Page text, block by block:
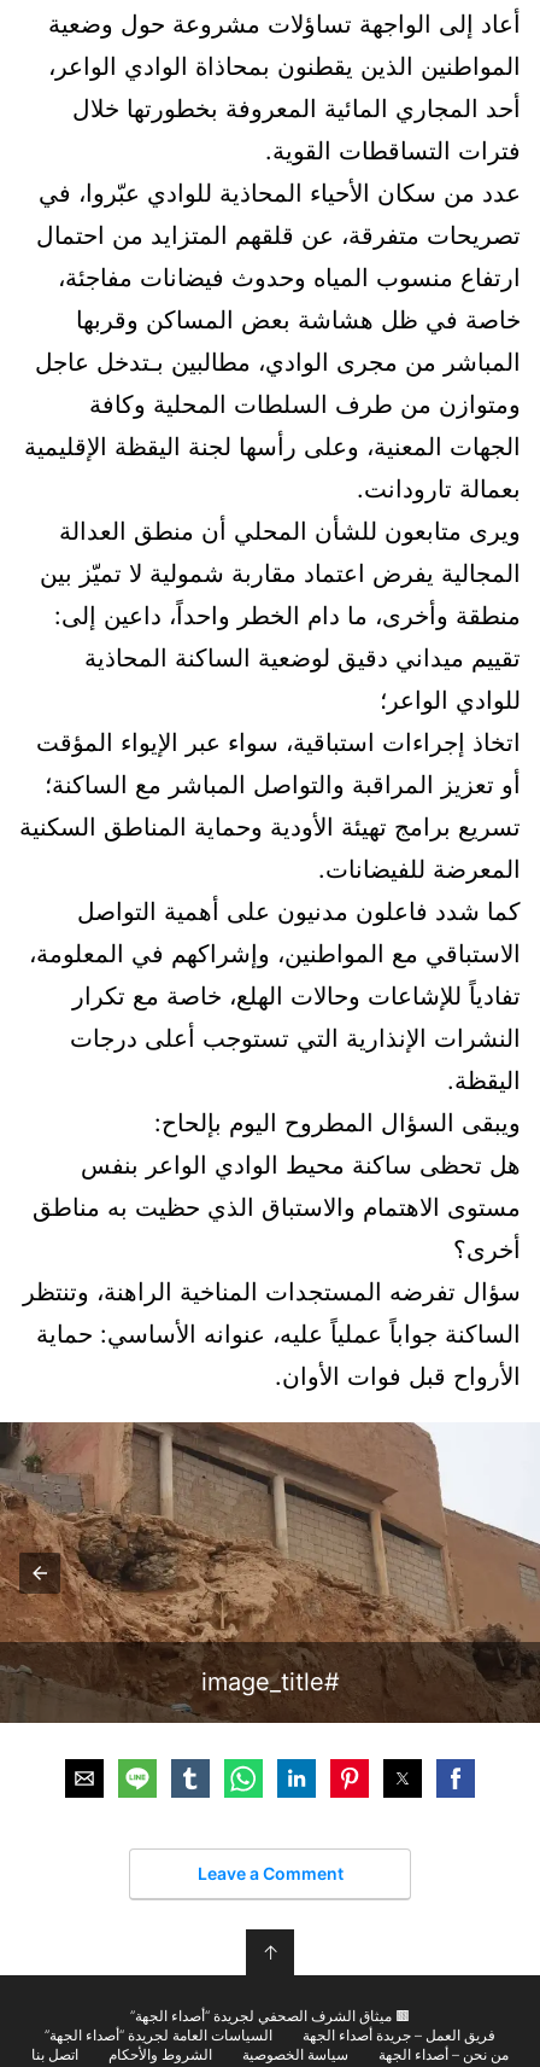
أعاد إلى الواجهة تساؤلات مشروعة حول وضعية
المواطنين الذين يقطنون بمحاذاة الوادي الواعر،
أحد المجاري المائية المعروفة بخطورتها خلال
فترات التساقطات القوية.
عدد من سكان الأحياء المحاذية للوادي عبّروا، في
تصريحات متفرقة، عن قلقهم المتزايد من احتمال
ارتفاع منسوب المياه وحدوث فيضانات مفاجئة،
خاصة في ظل هشاشة بعض المساكن وقربها
المباشر من مجرى الوادي، مطالبين بـتدخل عاجل
ومتوازن من طرف السلطات المحلية وكافة
الجهات المعنية، وعلى رأسها لجنة اليقظة الإقليمية
بعمالة تارودانت.
ويرى متابعون للشأن المحلي أن منطق العدالة
المجالية يفرض اعتماد مقاربة شمولية لا تميّز بين
منطقة وأخرى، ما دام الخطر واحداً، داعين إلى:
تقييم ميداني دقيق لوضعية الساكنة المحاذية
للوادي الواعر؛
اتخاذ إجراءات استباقية، سواء عبر الإيواء المؤقت
أو تعزيز المراقبة والتواصل المباشر مع الساكنة؛
تسريع برامج تهيئة الأودية وحماية المناطق السكنية
المعرضة للفيضانات.
كما شدد فاعلون مدنيون على أهمية التواصل
الاستباقي مع المواطنين، وإشراكهم في المعلومة،
تفادياً للإشاعات وحالات الهلع، خاصة مع تكرار
النشرات الإنذارية التي تستوجب أعلى درجات
اليقظة.
ويبقى السؤال المطروح اليوم بإلحاح:
هل تحظى ساكنة محيط الوادي الواعر بنفس
مستوى الاهتمام والاستباق الذي حظيت به مناطق
أخرى؟
سؤال تفرضه المستجدات المناخية الراهنة، وتنتظر
الساكنة جواباً عملياً عليه، عنوانه الأساسي: حماية
الأرواح قبل فوات الأوان.
#image_title
Leave a Comment
↑
🟫 ميثاق الشرف الصحفي لجريدة “أصداء الجهة”
فريق العمل – جريدة أصداء الجهة
السياسات العامة لجريدة “أصداء الجهة”
من نحن – أصداء الجهة
سياسة الخصوصية الشروط والأحكام اتصل بنا